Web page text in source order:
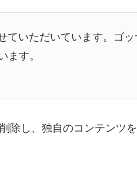
いただいています。ゴ
ます。
除し、独自のコンテンツ